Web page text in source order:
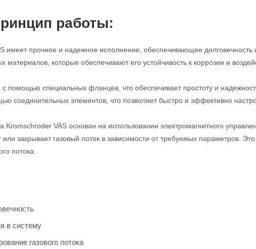
работы:
имеет прочное и надежное исполнение, обеспечивающее долговечность
материалов, которые обеспечивают его устойчивость к коррозии и
помощью специальных фланцев, что обеспечивает простоту и
соединительных элементов, что позволяет быстро и эффективно
Kromschroder VAS основан на использовании электромагнитного
или закрывает газовый поток в зависимости от требуемых параметров.
потока.
в систему
газового потока